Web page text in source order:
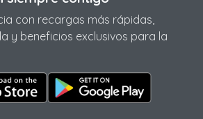
con recargas más rápidas,
y beneficios exclusivos para la